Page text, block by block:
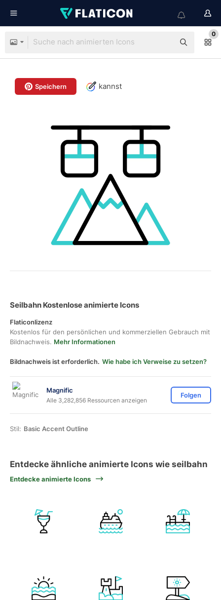
0
Speichern kannst
Seilbahn Kostenlose animierte Icons
Flaticonlizenz
Kostenlos für den persönlichen und kommerziellen Gebrauch mit
Bildnachweis. Mehr Informationen
Bildnachweis ist erforderlich. Wie habe ich Verweise zu setzen?
Magnific
Alle 3,282,856 Ressourcen anzeigen
Folgen
Stil: Basic Accent Outline
Entdecke ähnliche animierte Icons wie seilbahn
Entdecke animierte Icons